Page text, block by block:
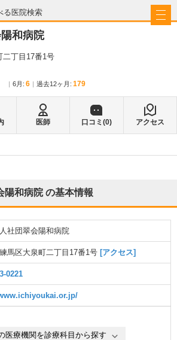
る医院検索
和病院
二丁目17番1号
6月 : 6 過去12ヶ月: 179
医師 口コミ(0) アクセス
陽和病院の基本情報
社団翠会陽和病院
馬区大泉町二丁目17番1号 [アクセス]
0221
医療機関を診療科目から探す